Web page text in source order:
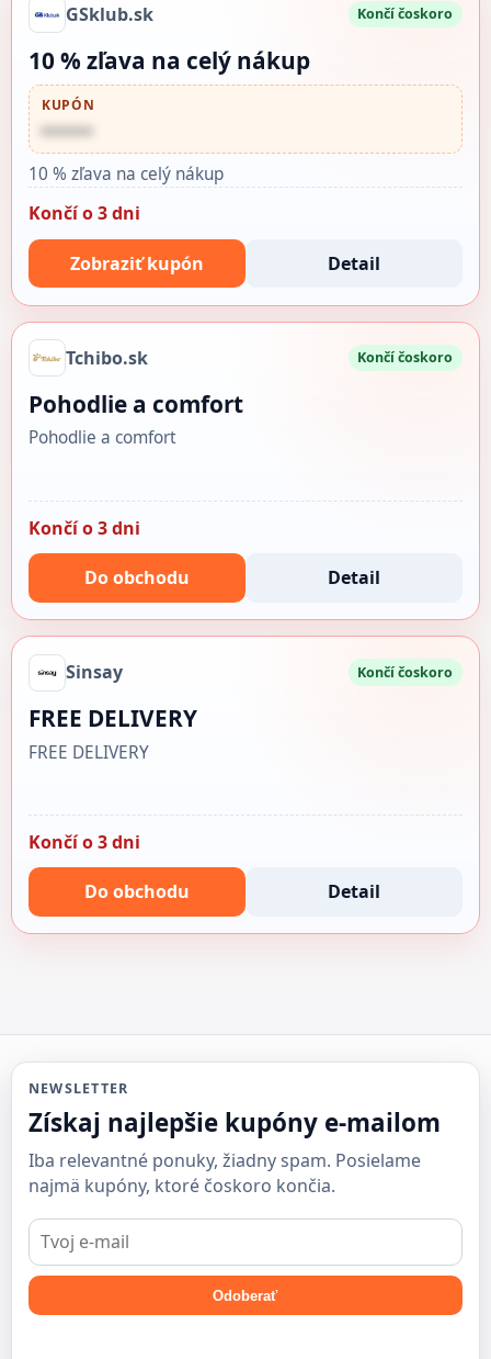
GSklub.sk Končí čoskoro
10 % zľava na celý nákup
KUPÓN
••••••
10 % zľava na celý nákup
Končí o 3 dni
Zobraziť kupón Detail
Tchibo.sk Končí čoskoro
Pohodlie a comfort
Pohodlie a comfort
Končí o 3 dni
Do obchodu Detail
Sinsay Končí čoskoro
FREE DELIVERY
FREE DELIVERY
Končí o 3 dni
Do obchodu Detail
NEWSLETTER
Získaj najlepšie kupóny e-mailom
Iba relevantné ponuky, žiadny spam. Posielame
najmä kupóny, ktoré čoskoro končia.
E-
mail
Odoberať